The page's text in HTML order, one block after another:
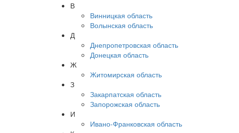
В
Винницкая область
Волынская область
Д
Днепропетровская область
Донецкая область
Ж
Житомирская область
З
Закарпатская область
Запорожская область
И
Ивано-Франковская область